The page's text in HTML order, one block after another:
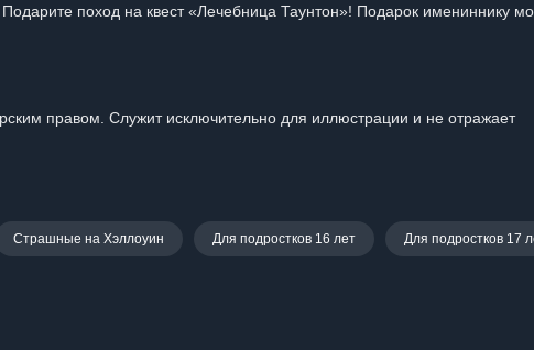
поход на квест «Лечебница Таунтон»! Подарок имениннику
правом. Служит исключительно для иллюстрации и не отражает
Страшные на Хэллоуин Для подростков 16 лет Для подростков 17